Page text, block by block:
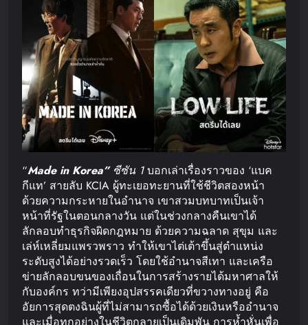
“Made in Korea” ซีซัน 1บอกเล่าเรื่องราวของ ‘แบค
กีแท’ สายลับ KCIA ผู้ทะเยอทะยานที่ใช้ชีวิตสองหน้า
ด้วยความกระหายในอำนาจ เขาสวมบทบาทเป็นเจ้า
หน้าที่รัฐในตอนกลางวัน แต่ในช่วงกลางคืนเขาได้
ลักลอบทำธุรกิจผิดกฎหมาย ด้วยความฉลาด สุขุม และ
เล่ห์เหลี่ยมแพรวพราว ทำให้เขาไต่เต้าขึ้นสู่ตำแหน่ง
ระดับสูงได้อย่างรวดเร็ว โดยใช้อำนาจสีเทา และเครือ
ข่ายลักลอบขนของเถื่อนในการสร้างรายได้มหาศาลให้
กับองค์กร ทว่ามีเพียงอุปสรรคเดียวที่ขวางทางอยู่ คือ
อัยการสุดตงฉินผู้ที่ไม่สามารถซื้อได้ด้วยเงินหรืออำนาจ